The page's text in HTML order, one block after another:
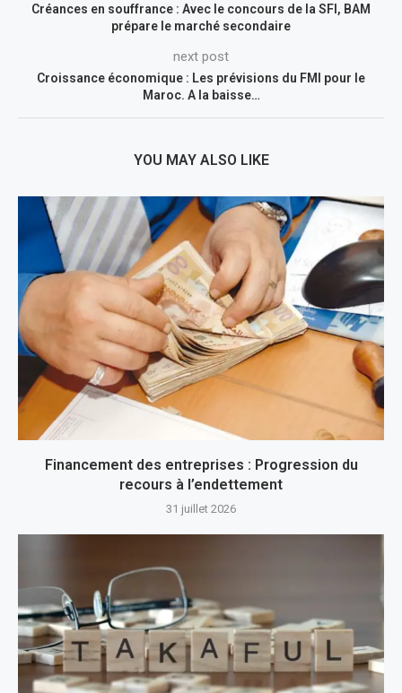
Créances en souffrance : Avec le concours de la SFI, BAM
prépare le marché secondaire
next post
Croissance économique : Les prévisions du FMI pour le
Maroc. A la baisse…
YOU MAY ALSO LIKE
Financement des entreprises : Progression du
recours à l’endettement
31 juillet 2026